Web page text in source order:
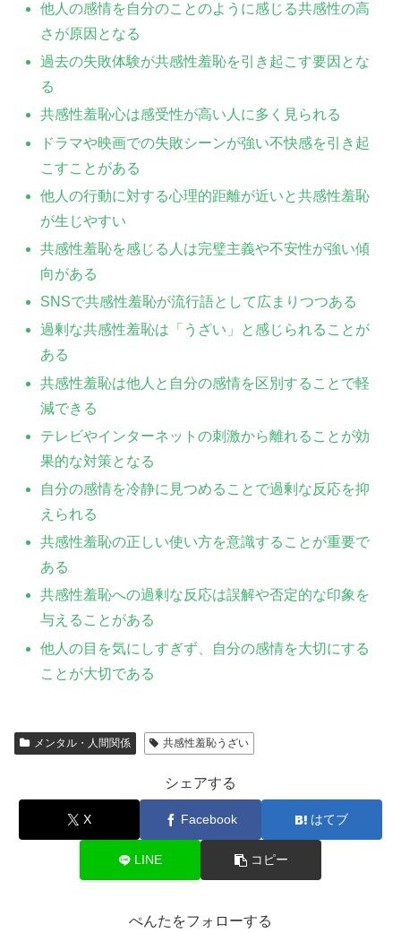
他人の感情を自分のことのように感じる共感性の高
さが原因となる
過去の失敗体験が共感性羞恥を引き起こす要因とな
る
共感性羞恥心は感受性が高い人に多く見られる
ドラマや映画での失敗シーンが強い不快感を引き起
こすことがある
他人の行動に対する心理的距離が近いと共感性羞恥
が生じやすい
共感性羞恥を感じる人は完璧主義や不安性が強い傾
向がある
SNSで共感性羞恥が流行語として広まりつつある
過剰な共感性羞恥は「うざい」と感じられることが
ある
共感性羞恥は他人と自分の感情を区別することで軽
減できる
テレビやインターネットの刺激から離れることが効
果的な対策となる
自分の感情を冷静に見つめることで過剰な反応を抑
えられる
共感性羞恥の正しい使い方を意識することが重要で
ある
共感性羞恥への過剰な反応は誤解や否定的な印象を
与えることがある
他人の目を気にしすぎず、自分の感情を大切にする
ことが大切である
メンタル・人間関係 共感性羞恥うざい
シェアする
X Facebook はてブ
LINE コピー
ぺんたをフォローする